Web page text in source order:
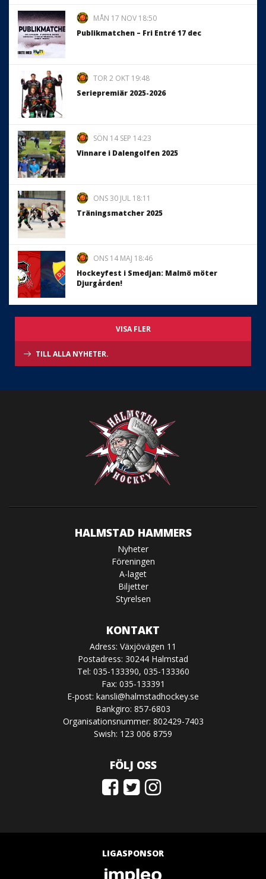
MÅN 17 NOV 18:50
Publikmatchen – Fri Entré 17 dec
TOR 2 OKT 19:48
Seriepremiär 2025-2026
SÖN 14 SEP 14:23
Vinnare i Dalengolfen 2025
ONS 30 JUL 18:11
Träningsmatcher 2025
ONS 14 MAJ 18:46
Hockeyfest i Smedjan: Malmö möter
Djurgården!
VISA FLER
TILL ALLA NYHETER.
HALMSTAD HAMMERS
Nyheter
Föreningen
A-laget
Biljetter
Styrelsen
KONTAKT
Adress: Växjövägen 11
Postadress: 30244 Halmstad
Tel: 035-133390, 035-133360
Fax: 035-133391
E-post: kansli@halmstadhockey.se
Bankgiro: 857-6803
Organisationsnummer: 802429-7403
Swish: 123 006 8759
FÖLJ OSS
LIGASPONSOR